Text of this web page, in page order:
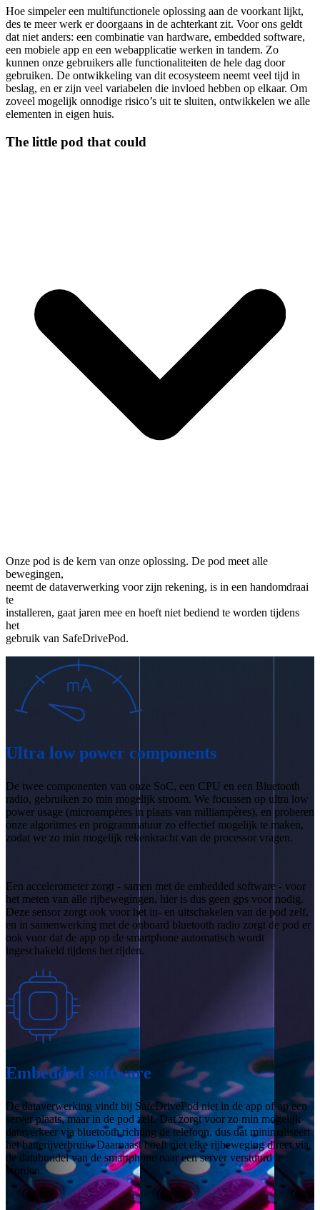
Hoe simpeler een multifunctionele oplossing aan de voorkant lijkt,
des te meer werk er doorgaans in de achterkant zit. Voor ons geldt
dat niet anders: een combinatie van hardware, embedded software,
een mobiele app en een webapplicatie werken in tandem. Zo
kunnen onze gebruikers alle functionaliteiten de hele dag door
gebruiken. De ontwikkeling van dit ecosysteem neemt veel tijd in
beslag, en er zijn veel variabelen die invloed hebben op elkaar. Om
zoveel mogelijk onnodige risico’s uit te sluiten, ontwikkelen we alle
elementen in eigen huis.
The little pod that could
Onze pod is de kern van onze oplossing. De pod meet alle
bewegingen,
neemt de dataverwerking voor zijn rekening, is in een handomdraai
te
installeren, gaat jaren mee en hoeft niet bediend te worden tijdens
het
gebruik van SafeDrivePod.
Ultra low power components
De twee componenten van onze SoC, een CPU en een Bluetooth
radio, gebruiken zo min mogelijk stroom. We focussen op ultra low
power usage (microampères in plaats van milliampères), en proberen
onze algoritmes en programmatuur zo effectief mogelijk te maken,
zodat we zo min mogelijk rekenkracht van de processor vragen.
Een accelerometer zorgt - samen met de embedded software - voor
het meten van alle rijbewegingen, hier is dus geen gps voor nodig.
Deze sensor zorgt ook voor het in- en uitschakelen van de pod zelf,
en in samenwerking met de onboard bluetooth radio zorgt de pod er
ook voor dat de app op de smartphone automatisch wordt
ingeschakeld tijdens het rijden.
Embedded software
De dataverwerking vindt bij SafeDrivePod niet in de app of op een
server plaats, maar in de pod zelf. Dat zorgt voor zo min mogelijk
dataverkeer via bluetooth richting de telefoon, dus dat minimaliseert
het batterijverbruik. Daarnaast hoeft niet elke rijbeweging direct via
de databundel van de smartphone naar een server verstuurd te
worden.